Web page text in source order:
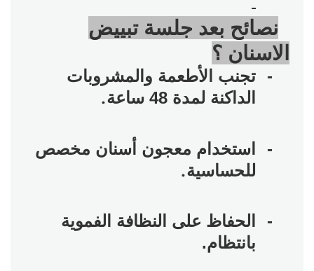
نصائح بعد جلسة تبييض
الاسنان ؟
-
تجنب الأطعمة والمشروبات
الداكنة لمدة 48 ساعة
.
-
استخدام معجون أسنان مخصص
للحساسية.
-
الحفاظ على النظافة الفموية
بانتظام.